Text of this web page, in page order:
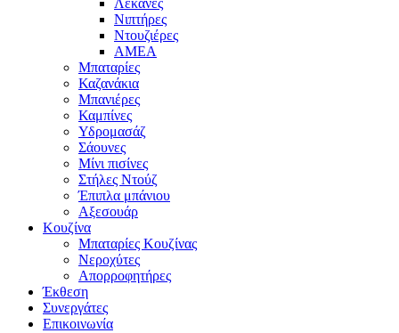
Λεκάνες
Νιπτήρες
Ντουζιέρες
ΑΜΕΑ
Μπαταρίες
Καζανάκια
Μπανιέρες
Καμπίνες
Υδρομασάζ
Σάουνες
Μίνι πισίνες
Στήλες Ντούζ
Έπιπλα μπάνιου
Αξεσουάρ
Κουζίνα
Μπαταρίες Κουζίνας
Νεροχύτες
Απορροφητήρες
Έκθεση
Συνεργάτες
Επικοινωνία